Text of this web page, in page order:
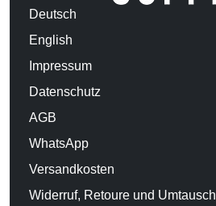
Deutsch
English
Impressum
Datenschutz
AGB
WhatsApp
Versandkosten
Widerruf, Retoure und Umtausch